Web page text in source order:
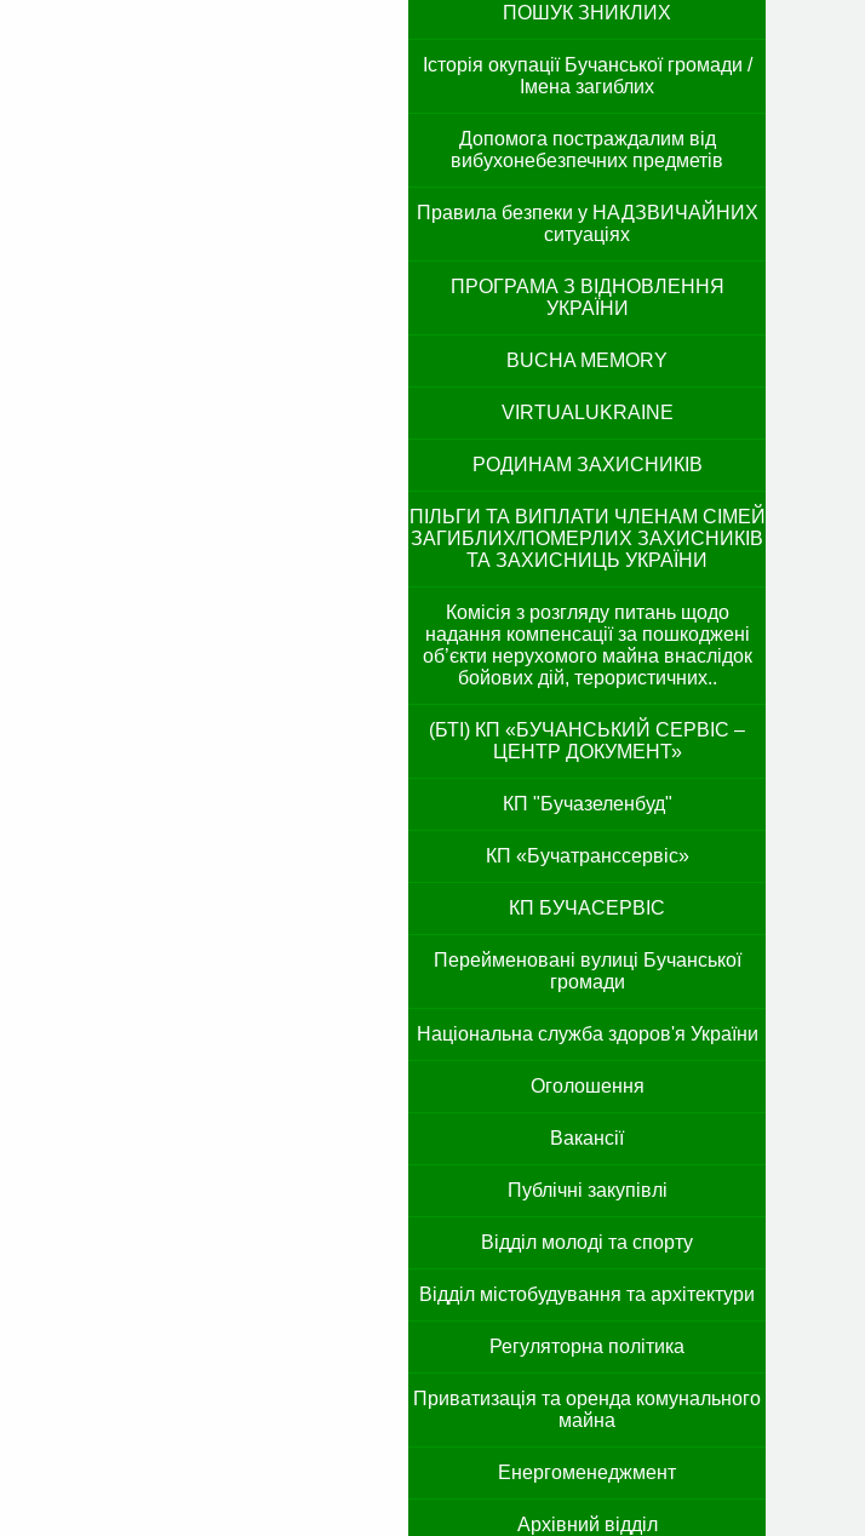
ПОШУК ЗНИКЛИХ
Історія окупації Бучанської громади /
Імена загиблих
Допомога постраждалим від
вибухонебезпечних предметів
Правила безпеки у НАДЗВИЧАЙНИХ
ситуаціях
ПРОГРАМА З ВІДНОВЛЕННЯ
УКРАЇНИ
BUCHA MEMORY
VIRTUALUKRAINE
РОДИНАМ ЗАХИСНИКІВ
ПІЛЬГИ ТА ВИПЛАТИ ЧЛЕНАМ СІМЕЙ
ЗАГИБЛИХ/ПОМЕРЛИХ ЗАХИСНИКІВ
ТА ЗАХИСНИЦЬ УКРАЇНИ
Комісія з розгляду питань щодо
надання компенсації за пошкоджені
об’єкти нерухомого майна внаслідок
бойових дій, терористичних..
(БТІ) КП «БУЧАНСЬКИЙ СЕРВІС –
ЦЕНТР ДОКУМЕНТ»
КП "Бучазеленбуд"
КП «Бучатранссервіс»
КП БУЧАСЕРВІС
Перейменовані вулиці Бучанської
громади
Національна служба здоров'я України
Оголошення
Вакансії
Публічні закупівлі
Відділ молоді та спорту
Відділ містобудування та архітектури
Регуляторна політика
Приватизація та оренда комунального
майна
Енергоменеджмент
Архівний відділ